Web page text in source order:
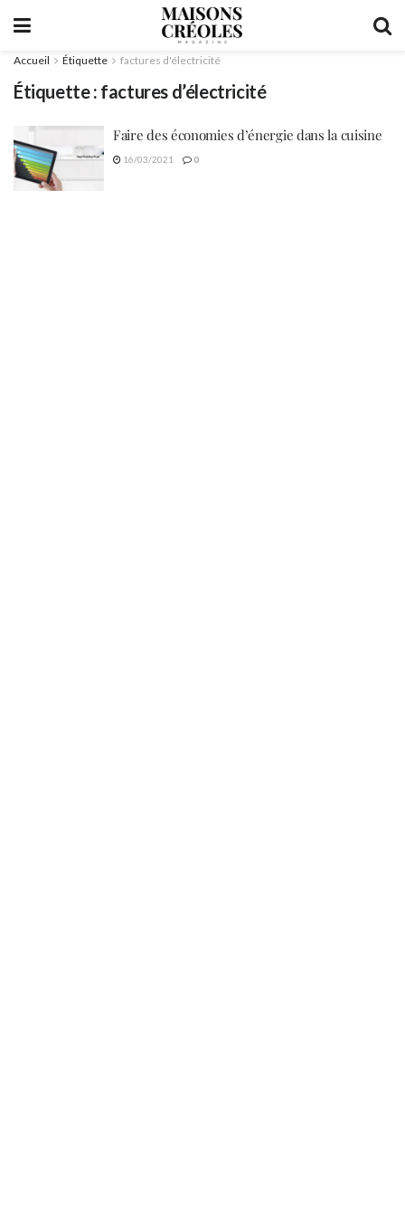
Accueil Étiquette factures d'électricité
Étiquette : factures d’électricité
Faire des économies d’énergie dans la cuisine
16/03/2021 0